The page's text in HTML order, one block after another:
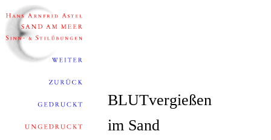
BLUTvergießen
im Sand